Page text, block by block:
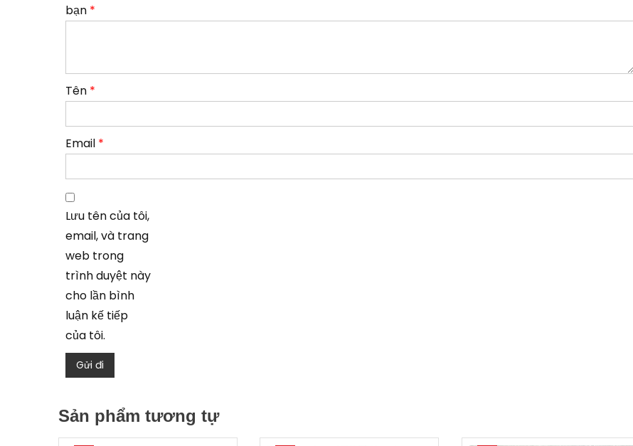
bạn *
Tên *
Email *
Lưu tên của tôi,
email, và trang
web trong
trình duyệt này
cho lần bình
luận kế tiếp
của tôi.
Sản phẩm tương tự